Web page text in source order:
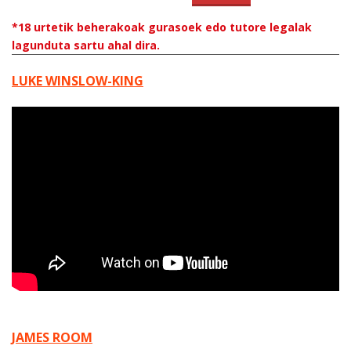
*18 urtetik beherakoak gurasoek edo tutore legalak
lagunduta sartu ahal dira.
LUKE WINSLOW-KING
JAMES ROOM